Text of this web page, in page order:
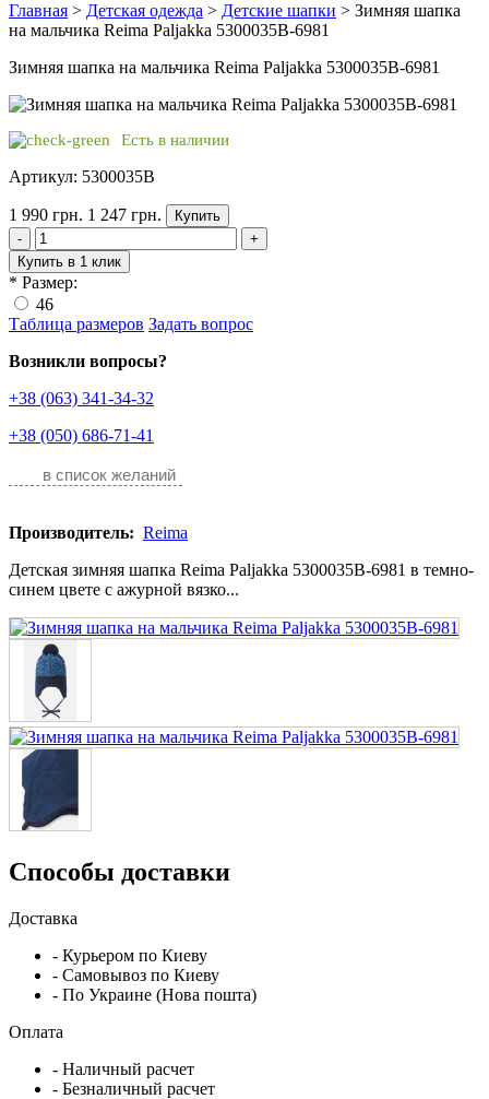
Главная > Детская одежда > Детские шапки > Зимняя шапка
на мальчика Reima Paljakka 5300035B-6981
Зимняя шапка на мальчика Reima Paljakka 5300035B-6981
Есть в наличии
Артикул: 5300035B
1 990 грн. 1 247 грн.
Купить
-
+
Купить в 1 клик
* Размер:
46
Таблица размеров Задать вопрос
Возникли вопросы?
+38 (063) 341-34-32
+38 (050) 686-71-41
в список желаний
Производитель: Reima
Детская зимняя шапка Reima Paljakka 5300035B-6981 в темно-
синем цвете с ажурной вязко...
Способы доставки
Доставка
- Курьером по Киеву
- Самовывоз по Киеву
- По Украине (Нова пошта)
Оплата
- Наличный расчет
- Безналичный расчет